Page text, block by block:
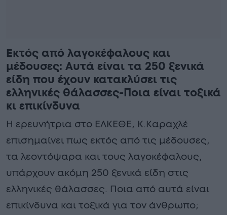
Εκτός από λαγοκέφαλους και
μέδουσες: Aυτά είναι τα 250 ξενικά
είδη που έχουν κατακλύσει τις
ελληνικές θάλασσες-Ποια είναι τοξικά
κι επικίνδυνα
Η ερευνήτρια στο ΕΛΚΕΘΕ, Κ.Καραχλέ
επισημαίνει πως εκτός από τις μέδουσες,
τα λεοντόψαρα και τους λαγοκέφαλους,
υπάρχουν ακόμη 250 ξενικά είδη στις
ελληνικές θάλασσες. Ποια από αυτά είναι
επικίνδυνα και τοξικά για τον άνθρωπο;